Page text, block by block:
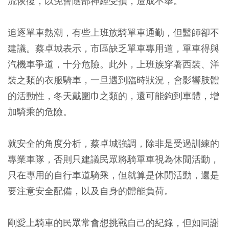
追逐單車熱潮，有些上班族騎單車通勤，但醫師卻不
建議。蔡卓城表示，市區缺乏單車專用道，單車得與
汽機車爭道，十分危險。此外，上班族穿著西裝、洋
裝之類的衣服騎車，一旦遇到臨時狀況，會影響肢體
的活動性，冬天戴圍巾之類的，還可能鉤到車體，增
加騎乘的危險。
就安全的角度分析，蔡卓城強調，除非是受過訓練的
專業車隊，否則只建議民眾將騎單車視為休閒活動，
只在專用的自行車道騎乘，但就算是休閒活動，還是
要注意安全配備，以及自身的體能負荷。
剛愛上騎車的民眾常會想挑戰自己的紀錄，但如同謝